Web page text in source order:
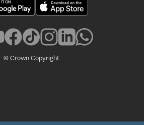
© Crown Copyright